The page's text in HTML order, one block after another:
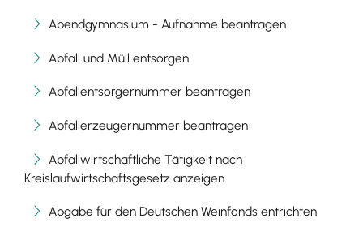
Abendgymnasium - Aufnahme beantragen
Abfall und Müll entsorgen
Abfallentsorgernummer beantragen
Abfallerzeugernummer beantragen
Abfallwirtschaftliche Tätigkeit nach
Kreislaufwirtschaftsgesetz anzeigen
Abgabe für den Deutschen Weinfonds entrichten